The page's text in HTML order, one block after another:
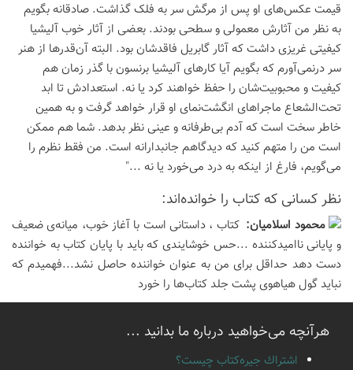
قیمت عکس‌های او پس از مرگش سر به فلک گذاشت. صادقانه بگویم
به نظر من آثارش معمولی و سطحی بودند. بعضی از آثار خوب آلیشیا
کیفیتی غریزی داشت که آثار گابریل فاقدشان بود. البته آن‌قدرها از هنر
سر درنمی‌آورم که بگویم آیا کارهای آلیشیا برنسون با گذر زمان هم
کیفیت و محبوبیت‌شان را حفظ خواهند کرد یا نه. استعدادش تا ابد
تحت‌الشعاع ماجراهای انگشت‌نمای او قرار خواهد گرفت و به همین
خاطر سخت است که آدم بی‌طرفانه و عینی نظر بدهد. شما هم ممکن
است من را متهم کنید که دیدگاهم جانبدارانه است. من فقط نظرم را
می‌گویم، فارغ از اینکه به درد می‌خورد یا نه ..."
نظر كسانی كه كتاب را خوانده‌اند:
محمود اسلاميان:کتاب ، داستانی است با آغاز خوب، میانه‌ی ضعیف
و پایانی ناامید‌کننده ...حس خوشایندی که باید با پایان کتاب به خواننده
دست دهد حداقل برای من به عنوان خواننده حاصل نشد...فهمیدم که
نباید گول هیاهوی پشت جلد کتاب‌ها را خورد
هرآنچه می‌خواهید درباره ما بدانید ...
اشتراك جيره‌كتاب چيست؟